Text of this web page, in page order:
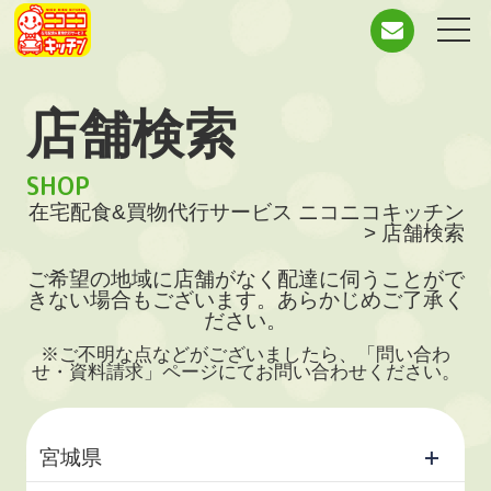
店舗検索
SHOP
在宅配食&買物代行サービス ニコニコキッチン
> 店舗検索
ご希望の地域に店舗がなく配達に伺うことがで
きない場合もございます。あらかじめご了承く
ださい。
※ご不明な点などがございましたら、「問い合わ
せ・資料請求」ページにてお問い合わせください。
宮城県